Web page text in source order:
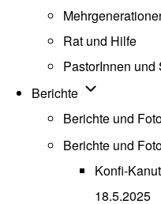
Rat und Hilfe
PastorInnen und
Berichte
Berichte und
Berichte und
Konfi-
18.5.2025